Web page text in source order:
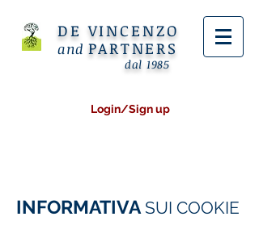
DE VINCENZO
and PARTNERS
dal 1985
Login/Sign up
INFORMATIVA SUI COOKIE